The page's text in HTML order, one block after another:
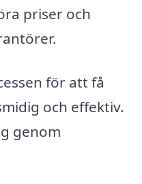
priser och
för att få
och effektiv.
genom